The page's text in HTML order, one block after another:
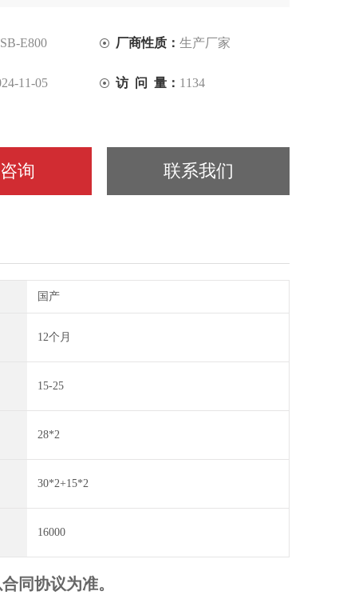
E800 厂商性质： 生产厂家
11-05 访 问 量： 1134
询 联系我们
国产
12个月
15-25
28*2
30*2+15*2
16000
同协议为准。